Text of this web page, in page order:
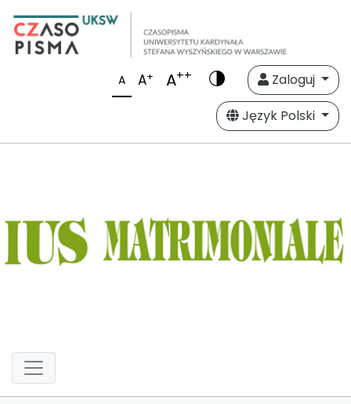
A A+ A++
Zaloguj
Język Polski